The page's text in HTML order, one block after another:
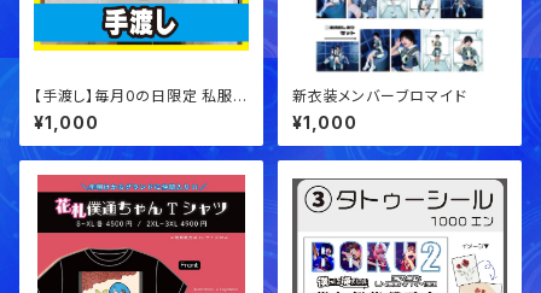
【手渡し】毎月0の日限定 私服チ
ェキ！【サインチェキ】
¥1,000
新衣装メンバーブロマイド
¥1,000